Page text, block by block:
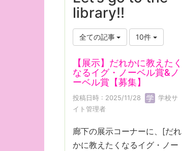
library!!
全ての記事 10件
【展示】だれかに教えたく
なるイグ・ノーベル賞&ノ
ーベル賞【募集】
投稿日時 : 2025/11/28
学校サ
イト管理者
廊下の展示コーナーに、[だれ
かに教えたくなるイグ・ノー